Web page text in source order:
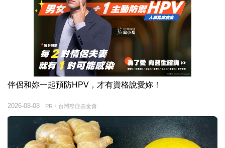
伴侶和妳一起預防HPV，才有資格說愛妳！
PR・台灣癌症基金會
2026-08-08